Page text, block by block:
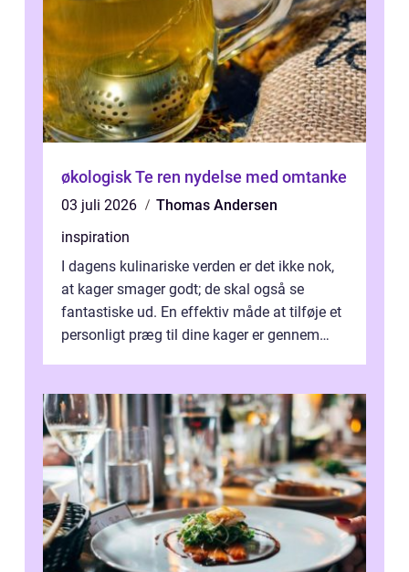
økologisk Te ren nydelse med omtanke
03 juli 2026
Thomas Andersen
inspiration
I dagens kulinariske verden er det ikke nok,
at kager smager godt; de skal også se
fantastiske ud. En effektiv måde at tilføje et
personligt præg til dine kager er gennem